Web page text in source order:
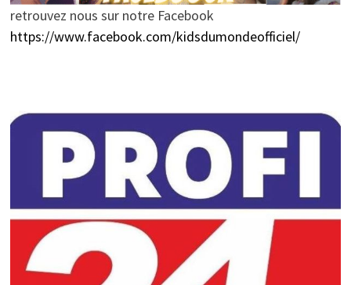
retrouvez nous sur notre Facebook
https://www.facebook.com/kidsdumondeofficiel/